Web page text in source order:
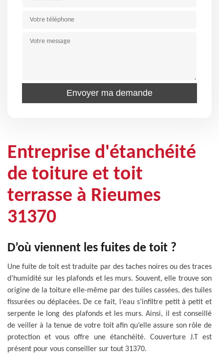
Entreprise d'étanchéité
de toiture et toit
terrasse à Rieumes
31370
D’où viennent les fuites de toit ?
Une fuite de toit est traduite par des taches noires ou des traces
d’humidité sur les plafonds et les murs. Souvent, elle trouve son
origine de la toiture elle-même par des tuiles cassées, des tuiles
fissurées ou déplacées. De ce fait, l’eau s’infiltre petit à petit et
serpente le long des plafonds et les murs. Ainsi, il est conseillé
de veiller à la tenue de votre toit afin qu’elle assure son rôle de
protection et vous offre une étanchéité. Couverture J.T est
présent pour vous conseiller sur tout 31370.